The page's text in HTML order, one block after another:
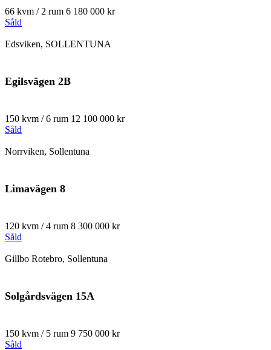
66 kvm / 2 rum 6 180 000 kr
Såld
Edsviken, SOLLENTUNA
Egilsvägen 2B
150 kvm / 6 rum 12 100 000 kr
Såld
Norrviken, Sollentuna
Limavägen 8
120 kvm / 4 rum 8 300 000 kr
Såld
Gillbo Rotebro, Sollentuna
Solgårdsvägen 15A
150 kvm / 5 rum 9 750 000 kr
Såld